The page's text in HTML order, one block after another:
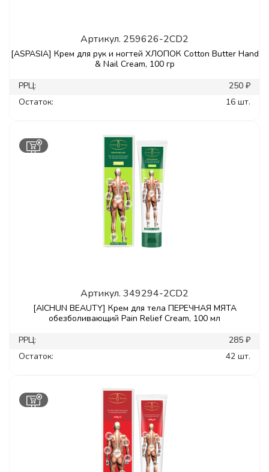
Артикул. 259626-2CD2
[ASPASIA] Крем для рук и ногтей ХЛОПОК Cotton Butter Hand
& Nail Cream, 100 гр
РРЦ:
250 ₽
Остаток:
16 шт.
Артикул. 349294-2CD2
[AICHUN BEAUTY] Крем для тела ПЕРЕЧНАЯ МЯТА
обезболивающий Pain Relief Cream, 100 мл
РРЦ:
285 ₽
Остаток:
42 шт.